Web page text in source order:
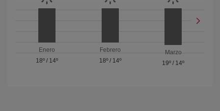
Enero
18º/ 14º
Febrero
18º/ 14º
Marzo
19º / 14º